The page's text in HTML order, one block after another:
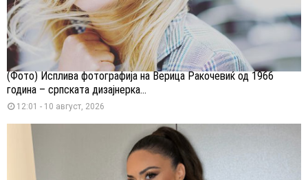
(Фото) Исплива фотографија на Верица Ракочевиќ од 1966
година – српската дизајнерка...
12:01 - 10 август, 2026